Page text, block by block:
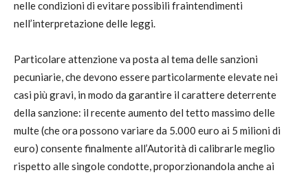
nelle condizioni di evitare possibili fraintendimenti
nell’interpretazione delle leggi.
Particolare attenzione va posta al tema delle sanzioni
pecuniarie, che devono essere particolarmente elevate nei
casi più gravi, in modo da garantire il carattere deterrente
della sanzione: il recente aumento del tetto massimo delle
multe (che ora possono variare da 5.000 euro ai 5 milioni di
euro) consente finalmente all’Autorità di calibrarle meglio
rispetto alle singole condotte, proporzionandola anche ai